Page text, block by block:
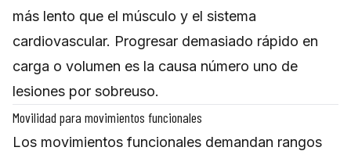
más lento que el músculo y el sistema
cardiovascular. Progresar demasiado rápido en
carga o volumen es la causa número uno de
lesiones por sobreuso.
Movilidad para movimientos funcionales
Los movimientos funcionales demandan rangos